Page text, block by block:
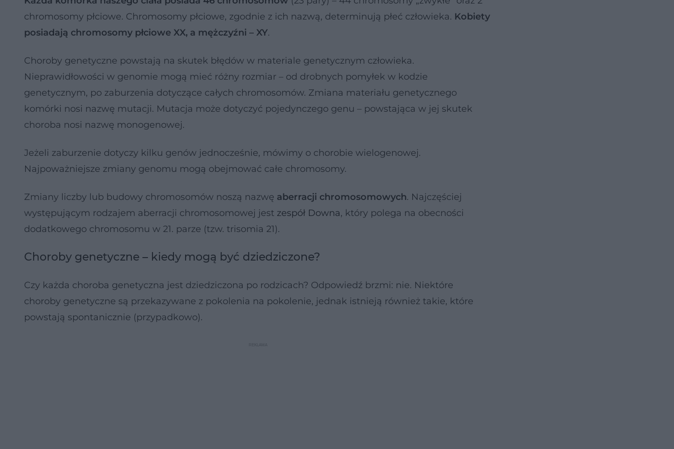
chromosomy płciowe. Chromosomy płciowe, zgodnie z ich nazwą, determinują płeć człowieka. Kobiety
posiadają chromosomy płciowe XX, a mężczyźni – XY.
Choroby genetyczne powstają na skutek błędów w materiale genetycznym człowieka.
Nieprawidłowości w genomie mogą mieć różny rozmiar – od drobnych pomyłek w kodzie
genetycznym, po zaburzenia dotyczące całych chromosomów. Zmiana materiału genetycznego
komórki nosi nazwę mutacji. Mutacja może dotyczyć pojedynczego genu – powstająca w jej skutek
choroba nosi nazwę monogenowej.
Jeżeli zaburzenie dotyczy kilku genów jednocześnie, mówimy o chorobie wielogenowej.
Najpoważniejsze zmiany genomu mogą obejmować całe chromosomy.
Zmiany liczby lub budowy chromosomów noszą nazwę aberracji chromosomowych. Najczęściej
występującym rodzajem aberracji chromosomowej jest zespół Downa, który polega na obecności
dodatkowego chromosomu w 21. parze (tzw. trisomia 21).
Choroby genetyczne – kiedy mogą być dziedziczone?
Czy każda choroba genetyczna jest dziedziczona po rodzicach? Odpowiedź brzmi: nie. Niektóre
choroby genetyczne są przekazywane z pokolenia na pokolenie, jednak istnieją również takie, które
powstają spontanicznie (przypadkowo).